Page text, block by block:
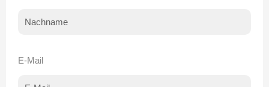
E-Mail